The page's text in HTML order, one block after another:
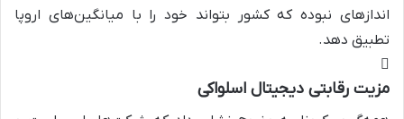
اندازهای نبوده که کشور بتواند خود را با میانگین‌های اروپا
تطبیق دهد.
مزیت رقابتی دیجیتال اسلواکی